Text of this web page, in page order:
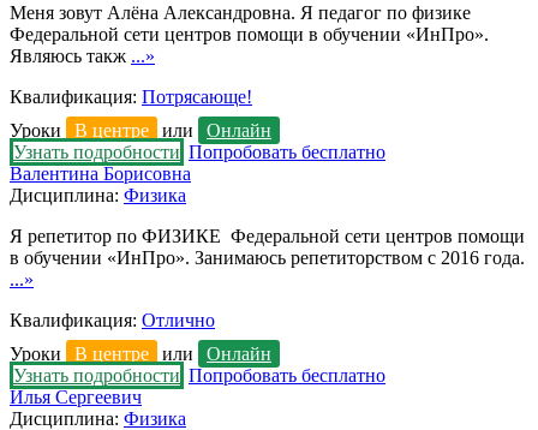
Меня зовут Алёна Александровна. Я педагог по физике
Федеральной сети центров помощи в обучении «ИнПро».
Являюсь такж ...»
Квалификация: Потрясающе!
Уроки
В центре или
Онлайн
Узнать подробности Попробовать бесплатно
Валентина Борисовна
Дисциплина: Физика
Я репетитор по ФИЗИКЕ Федеральной сети центров помощи
в обучении «ИнПро». Занимаюсь репетиторством с 2016 года.
...»
Квалификация: Отлично
Уроки
В центре или
Онлайн
Узнать подробности Попробовать бесплатно
Илья Сергеевич
Дисциплина: Физика